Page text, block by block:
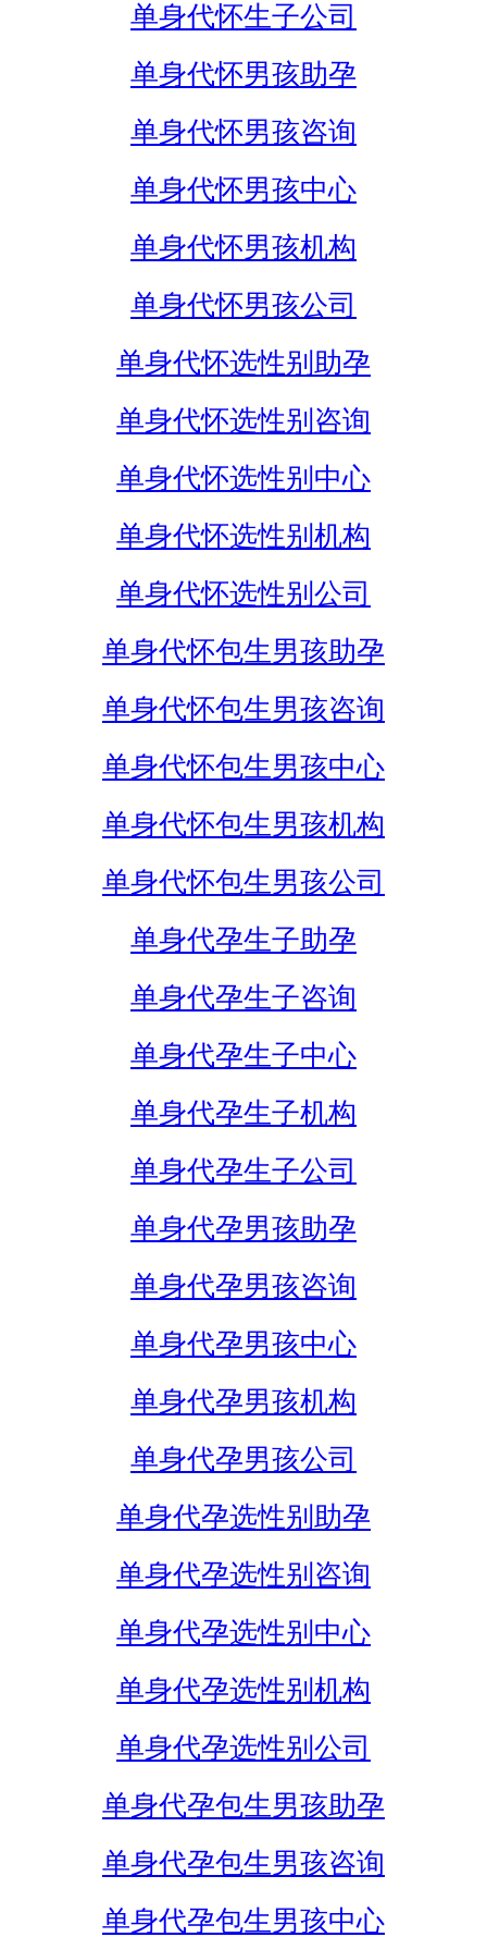
单身代怀生子公司
单身代怀男孩助孕
单身代怀男孩咨询
单身代怀男孩中心
单身代怀男孩机构
单身代怀男孩公司
单身代怀选性别助孕
单身代怀选性别咨询
单身代怀选性别中心
单身代怀选性别机构
单身代怀选性别公司
单身代怀包生男孩助孕
单身代怀包生男孩咨询
单身代怀包生男孩中心
单身代怀包生男孩机构
单身代怀包生男孩公司
单身代孕生子助孕
单身代孕生子咨询
单身代孕生子中心
单身代孕生子机构
单身代孕生子公司
单身代孕男孩助孕
单身代孕男孩咨询
单身代孕男孩中心
单身代孕男孩机构
单身代孕男孩公司
单身代孕选性别助孕
单身代孕选性别咨询
单身代孕选性别中心
单身代孕选性别机构
单身代孕选性别公司
单身代孕包生男孩助孕
单身代孕包生男孩咨询
单身代孕包生男孩中心